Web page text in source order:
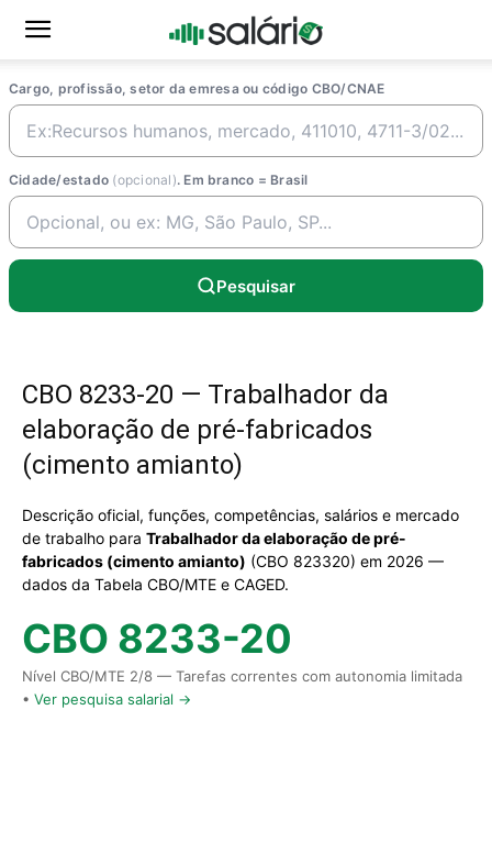
Cargo, profissão, setor da emresa ou código CBO/CNAE
Cidade/estado (opcional). Em branco = Brasil
Pesquisar
CBO 8233-20 — Trabalhador da
elaboração de pré-fabricados
(cimento amianto)
Descrição oficial, funções, competências, salários e mercado
de trabalho para Trabalhador da elaboração de pré-
fabricados (cimento amianto) (CBO 823320) em 2026 —
dados da Tabela CBO/MTE e CAGED.
CBO 8233-20
Nível CBO/MTE 2/8 — Tarefas correntes com autonomia limitada
• Ver pesquisa salarial →